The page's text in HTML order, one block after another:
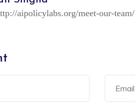
aipolicylabs.org/meet-our-team/